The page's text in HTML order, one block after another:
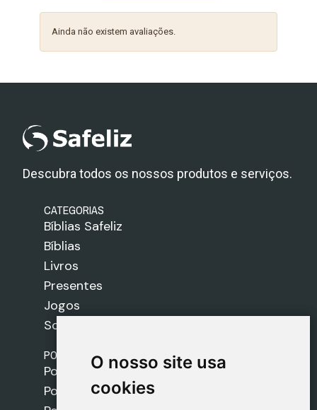
O nosso site usa
cookies
O nosso site usa
cookies
Ainda não existem avaliações.
Descubra todos os nossos produtos e serviços.
CATEGORIAS
Bíblias Safeliz
Bíblias
Livros
Presentes
Jogos
Sobre nós
POLÍTICAS
Política de Envios
Política de Cookies